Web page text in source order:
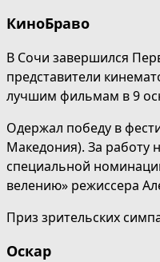
КиноБраво
В Сочи завершился
представители
лучшим фильмам в 9
Одержал победу в
Македония). За
специальной
велению» режиссера
Приз зрительских
Оскар